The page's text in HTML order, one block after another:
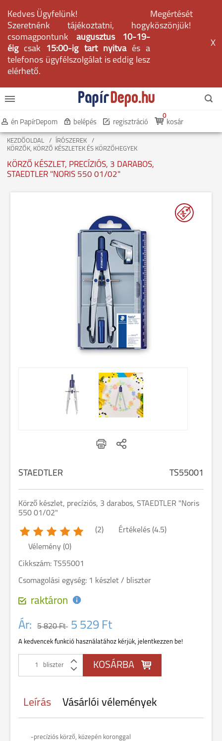
Kedves Ügyfelünk!
Szeretnénk tájékoztatni, hogy
csomagpontunk augusztus 10-19-
éig csak 15:00-ig tart nyitvaés a
telefonos ügyfélszolgálat is eddig lesz
elérhető.
Megértését
köszönjük!
X
én PapírDepom belépés regisztráció kosár
0
KEZDŐOLDAL
ÍRÓSZEREK
KÖRZŐK, KÖRZŐ KÉSZLETEK ÉS KÖRZŐHEGYEK
KÖRZŐ KÉSZLET, PRECÍZIÓS, 3 DARABOS,
STAEDTLER "NORIS 550 01/02"
STAEDTLER TS55001
Körző készlet, precíziós, 3 darabos, STAEDTLER "Noris
550 01/02"
(2) Értékelés (4.5)
Vélemény (0)
Cikkszám: TS55001
Csomagolási egység: 1 készlet / bliszter
raktáron
Ár: 5 820 Ft 5 529 Ft
A kedvencek funkció használatához kérjük, jelentkezzen be!
bliszter
Leírás Vásárlói vélemények
-precíziós körző, közepén koronggal